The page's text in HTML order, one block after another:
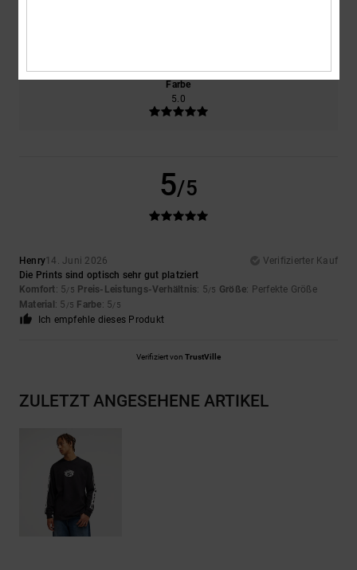
Farbe
5.0
5/5
Henry14. Juni 2026
Verifizierter Kauf
Die Prints sind optisch sehr gut platziert
Komfort: 5/5 Preis-Leistungs-Verhältnis: 5/5 Größe: Perfekte Größe
Material : 5 /5 Farbe: 5/5
Ich empfehle dieses Produkt
Verifiziert von TrustVille
ZULETZT ANGESEHENE ARTIKEL